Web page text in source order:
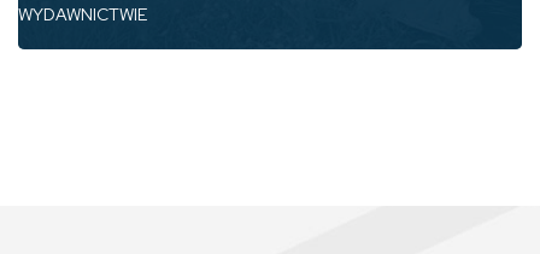
WYDAWNICTWIE